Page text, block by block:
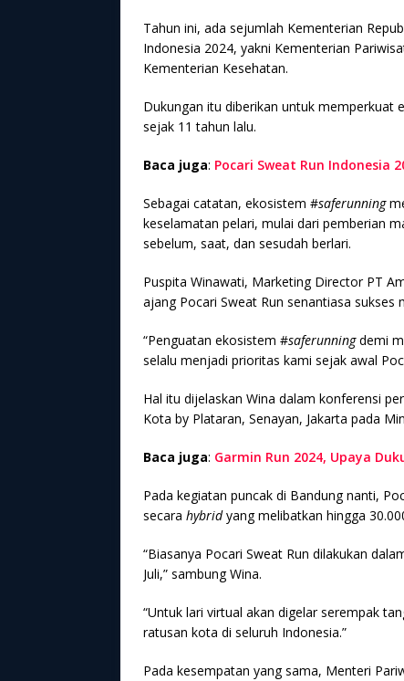
Tahun ini, ada sejumlah Kementerian
Indonesia 2024, yakni Kementerian
Kementerian Kesehatan.
Dukungan itu diberikan untuk memperkuat
sejak 11 tahun lalu.
Baca juga: Pocari Sweat Run Indonesia
Sebagai catatan, ekosistem #saferunning
keselamatan pelari, mulai dari pemberian
sebelum, saat, dan sesudah berlari.
Puspita Winawati, Marketing Director PT
ajang Pocari Sweat Run senantiasa sukses
“Penguatan ekosistem #saferunningdemi
selalu menjadi prioritas kami sejak awal
Hal itu dijelaskan Wina dalam konferensi
Kota by Plataran, Senayan, Jakarta pada
Baca juga: Garmin Run 2024, Upaya
Pada kegiatan puncak di Bandung nanti,
secara hybridyang melibatkan hingga
“Biasanya Pocari Sweat Run dilakukan
Juli,” sambung Wina.
“Untuk lari virtual akan digelar serempak
ratusan kota di seluruh Indonesia.”
Pada kesempatan yang sama, Menteri